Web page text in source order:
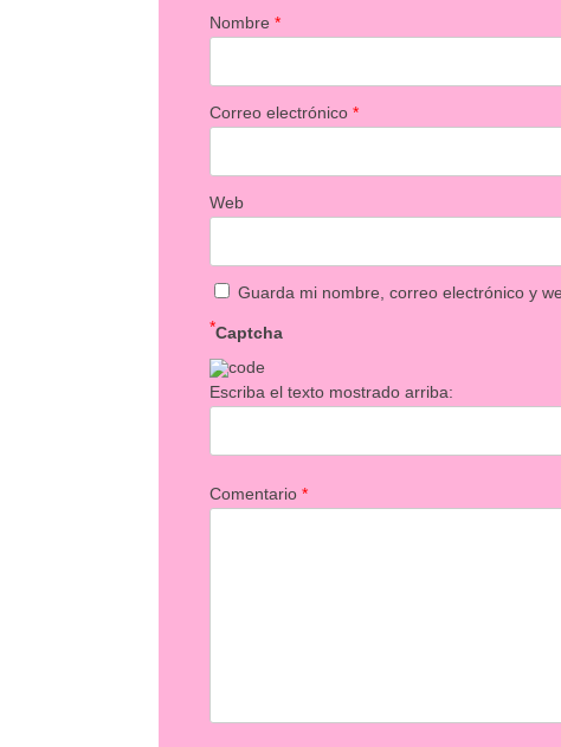
Nombre*
Correo electrónico*
Web
Guarda mi nombre, correo electrónico y
Captcha
*
Escriba el texto mostrado arriba:
Comentario*